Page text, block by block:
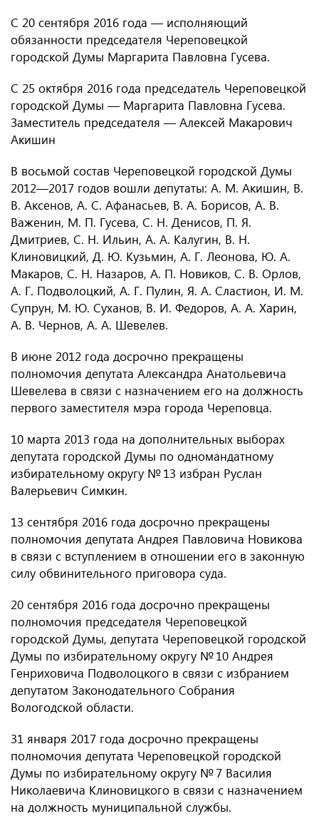
С 20 сентября 2016 года — исполняющий
обязанности председателя Череповецкой
городской Думы Маргарита Павловна Гусева.
С 25 октября 2016 года председатель Череповецкой
городской Думы — Маргарита Павловна Гусева.
Заместитель председателя — Алексей Макарович
Акишин
В восьмой состав Череповецкой городской Думы
2012—2017 годов вошли депутаты: А. М. Акишин, В.
В. Аксенов, А. С. Афанасьев, В. А. Борисов, А. В.
Важенин, М. П. Гусева, С. Н. Денисов, П. Я.
Дмитриев, С. Н. Ильин, А. А. Калугин, В. Н.
Клиновицкий, Д. Ю. Кузьмин, А. Г. Леонова, Ю. А.
Макаров, С. Н. Назаров, А. П. Новиков, С. В. Орлов,
А. Г. Подволоцкий, А. Г. Пулин, Я. А. Сластион, И. М.
Супрун, М. Ю. Суханов, В. И. Федоров, А. А. Харин,
А. В. Чернов, А. А. Шевелев.
В июне 2012 года досрочно прекращены
полномочия депутата Александра Анатольевича
Шевелева в связи с назначением его на должность
первого заместителя мэра города Череповца.
10 марта 2013 года на дополнительных выборах
депутата городской Думы по одномандатному
избирательному округу № 13 избран Руслан
Валерьевич Симкин.
13 сентября 2016 года досрочно прекращены
полномочия депутата Андрея Павловича Новикова
в связи с вступлением в отношении его в законную
силу обвинительного приговора суда.
20 сентября 2016 года досрочно прекращены
полномочия председателя Череповецкой
городской Думы, депутата Череповецкой городской
Думы по избирательному округу № 10 Андрея
Генриховича Подволоцкого в связи с избранием
депутатом Законодательного Собрания
Вологодской области.
31 января 2017 года досрочно прекращены
полномочия депутата Череповецкой городской
Думы по избирательному округу № 7 Василия
Николаевича Клиновицкого в связи с назначением
на должность муниципальной службы.